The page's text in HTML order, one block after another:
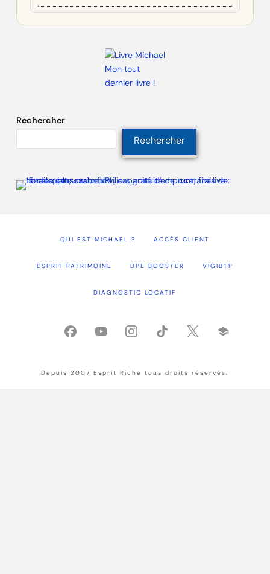
Mon tout
dernier livre !
Rechercher
Rechercher
QUI EST MICHAEL ? ACCÈS CLIENT
ESPRIT PATRIMOINE DPE BOOSTER VIGIBTP
DIAGNOSTIC LOCATIF
Depuis 2007 Esprit Riche tous droits réservés.